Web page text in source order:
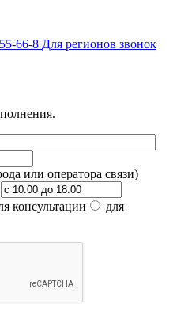
66-8 Для регионов звонок
или оператора связи)
консультации
для